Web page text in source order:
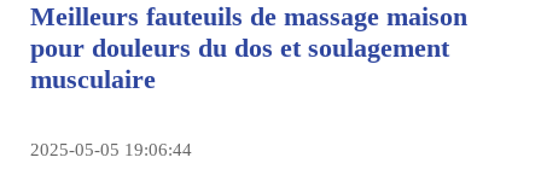
Meilleurs fauteuils de massage maison
pour douleurs du dos et soulagement
musculaire
2025-05-05 19:06:44